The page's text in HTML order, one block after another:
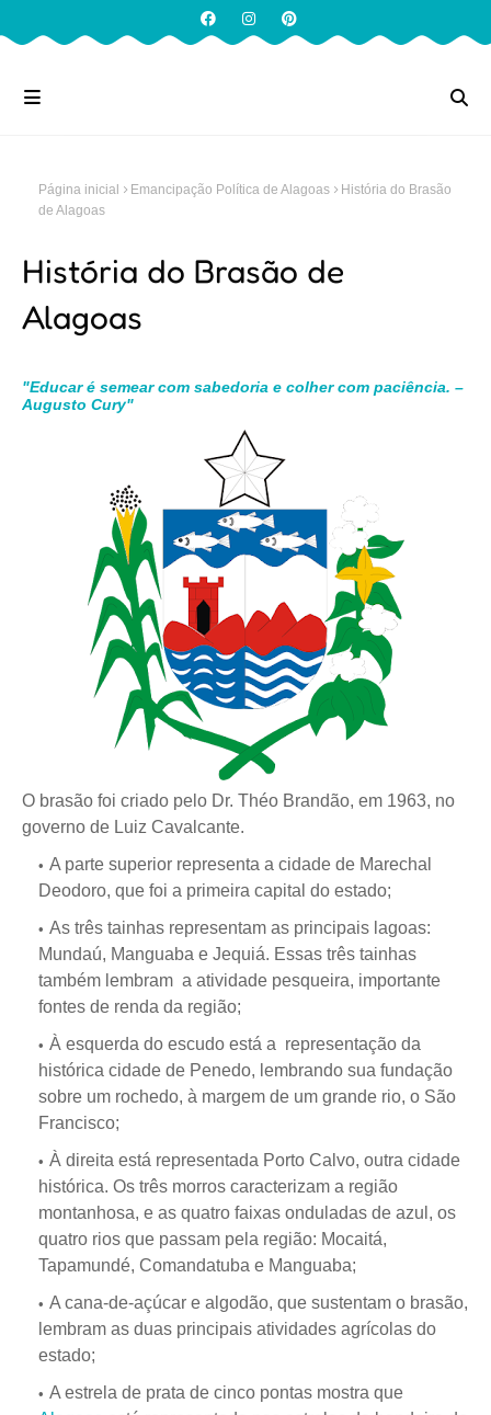
Página inicial Emancipação Política de Alagoas
História do Brasão
de Alagoas
História do Brasão de
Alagoas
"Educar é semear com sabedoria e colher com paciência. –
Augusto Cury"
O brasão foi criado pelo Dr. Théo Brandão, em 1963, no
governo de Luiz Cavalcante.
A parte superior representa a cidade de Marechal
Deodoro, que foi a primeira capital do estado;
As três tainhas representam as principais lagoas:
Mundaú, Manguaba e Jequiá. Essas três tainhas
também lembram a atividade pesqueira, importante
fontes de renda da região;
À esquerda do escudo está a representação da
histórica cidade de Penedo, lembrando sua fundação
sobre um rochedo, à margem de um grande rio, o São
Francisco;
À direita está representada Porto Calvo, outra cidade
histórica. Os três morros caracterizam a região
montanhosa, e as quatro faixas onduladas de azul, os
quatro rios que passam pela região: Mocaitá,
Tapamundé, Comandatuba e Manguaba;
A cana-de-açúcar e algodão, que sustentam o brasão,
lembram as duas principais atividades agrícolas do
estado;
A estrela de prata de cinco pontas mostra que